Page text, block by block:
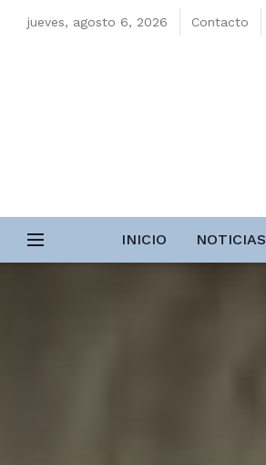
jueves, agosto 6, 2026 Contacto
INICIO NOTICIAS